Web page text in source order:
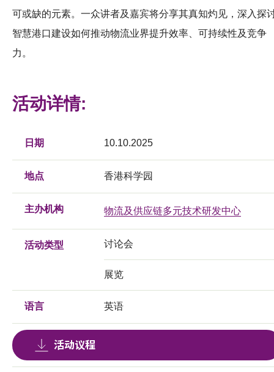
可或缺的元素。一众讲者及嘉宾将分享其真知灼见，深入探
智慧港口建设如何推动物流业界提升效率、可持续性及竞争
力。
活动详情:
日期 10.10.2025
地点 香港科学园
主办机构 物流及供应链多元技术研发中心
活动类型 讨论会
展览
语言 英语
活动议程